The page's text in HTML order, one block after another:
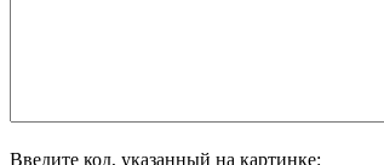
Введите код, указанный на картинке: